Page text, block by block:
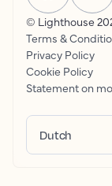
© Lighthouse
Terms &
Privacy Policy
Cookie Policy
Statement on
Dutch